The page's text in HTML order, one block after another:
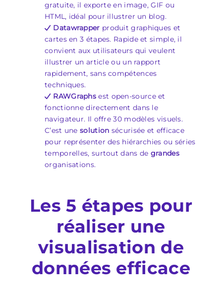
gratuite, il exporte en image, GIF ou
HTML, idéal pour illustrer un blog.
Datawrapper produit graphiques et
cartes en 3 étapes. Rapide et simple, il
convient aux utilisateurs qui veulent
illustrer un article ou un rapport
rapidement, sans compétences
techniques.
RAWGraphs est open-source et
fonctionne directement dans le
navigateur. Il offre 30 modèles visuels.
C’est une solution sécurisée et efficace
pour représenter des hiérarchies ou séries
temporelles, surtout dans de grandes
organisations.
Les 5 étapes pour
réaliser une
visualisation de
données efficace